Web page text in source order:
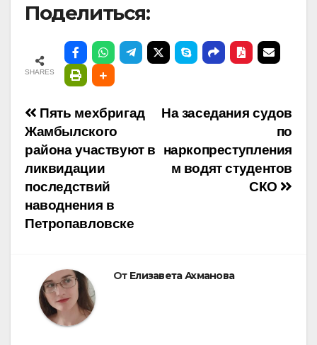
Поделиться:
SHARES
Навигация
по
записям
На заседания судов
по
наркопреступления
м водят студентов
СКО
Пять мехбригад
Жамбылского
района участвуют в
ликвидации
последствий
наводнения в
Петропавловске
От Елизавета Ахманова